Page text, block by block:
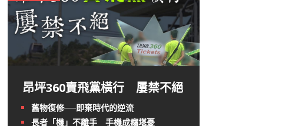
昂坪360賣飛黨橫行 屢禁不絕
舊物復修──即棄時代的逆流
長者「機」不離手 手機成癮堪憂